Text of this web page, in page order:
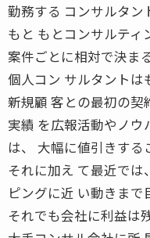
勤務する コンサルタン
もと もとコンサルティ
案件ごとに相対で決ま
個人コン サルタントは
新規顧 客との最初の
実績 を広報活動やノ
は、 大幅に値引きする
それに加え て最近で
ピングに近 い動きまで
それでも会社に利益は